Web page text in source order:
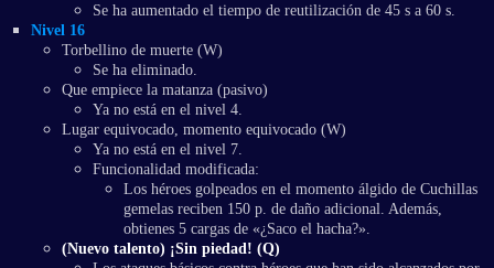
Se ha aumentado el tiempo de reutilización de 45 s a 60 s.
Nivel 16
Torbellino de muerte (W)
Se ha eliminado.
Que empiece la matanza (pasivo)
Ya no está en el nivel 4.
Lugar equivocado, momento equivocado (W)
Ya no está en el nivel 7.
Funcionalidad modificada:
Los héroes golpeados en el momento álgido de Cuchillas
gemelas reciben 150 p. de daño adicional. Además,
obtienes 5 cargas de «¿Saco el hacha?».
(Nuevo talento) ¡Sin piedad! (Q)